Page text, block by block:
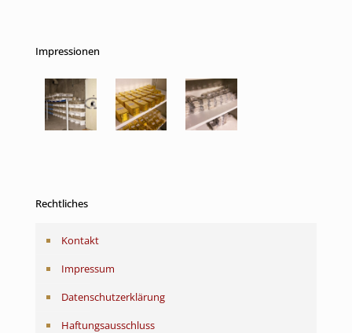
Impressionen
Rechtliches
Kontakt
Impressum
Datenschutzerklärung
Haftungsausschluss